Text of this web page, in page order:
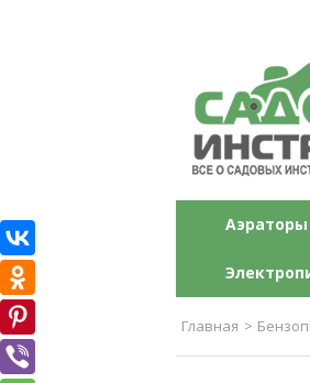
Все о
Аэраторы
Главная >